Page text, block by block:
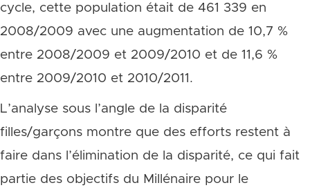
cycle, cette population était de 461 339 en
2008/2009 avec une augmentation de 10,7 %
entre 2008/2009 et 2009/2010 et de 11,6 %
entre 2009/2010 et 2010/2011.
L’analyse sous l’angle de la disparité
filles/garçons montre que des efforts restent à
faire dans l’élimination de la disparité, ce qui fait
partie des objectifs du Millénaire pour le